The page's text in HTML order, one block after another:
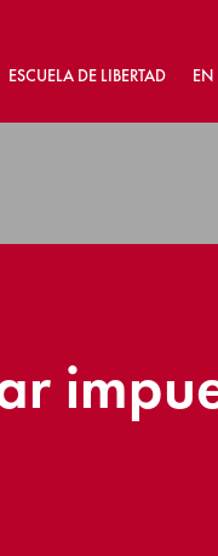
ESCUELA DE LIBERTAD EN